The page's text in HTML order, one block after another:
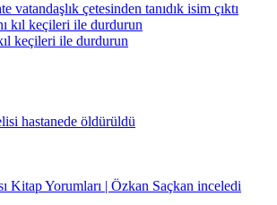
vatandaşlık çetesinden tanıdık isim çıktı
keçileri ile durdurun
hastanede öldürüldü
Kitap Yorumları | Özkan Saçkan inceledi